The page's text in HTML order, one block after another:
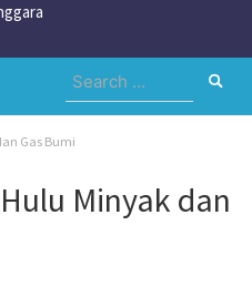
Search
for:
Gas Bumi
Minyak dan